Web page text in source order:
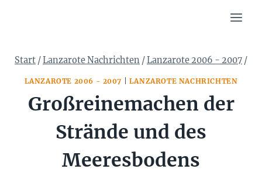
Start /Lanzarote Nachrichten /Lanzarote 2006 - 2007 /
LANZAROTE 2006 - 2007 LANZAROTE NACHRICHTEN
Großreinemachen der
Strände und des
Meeresbodens